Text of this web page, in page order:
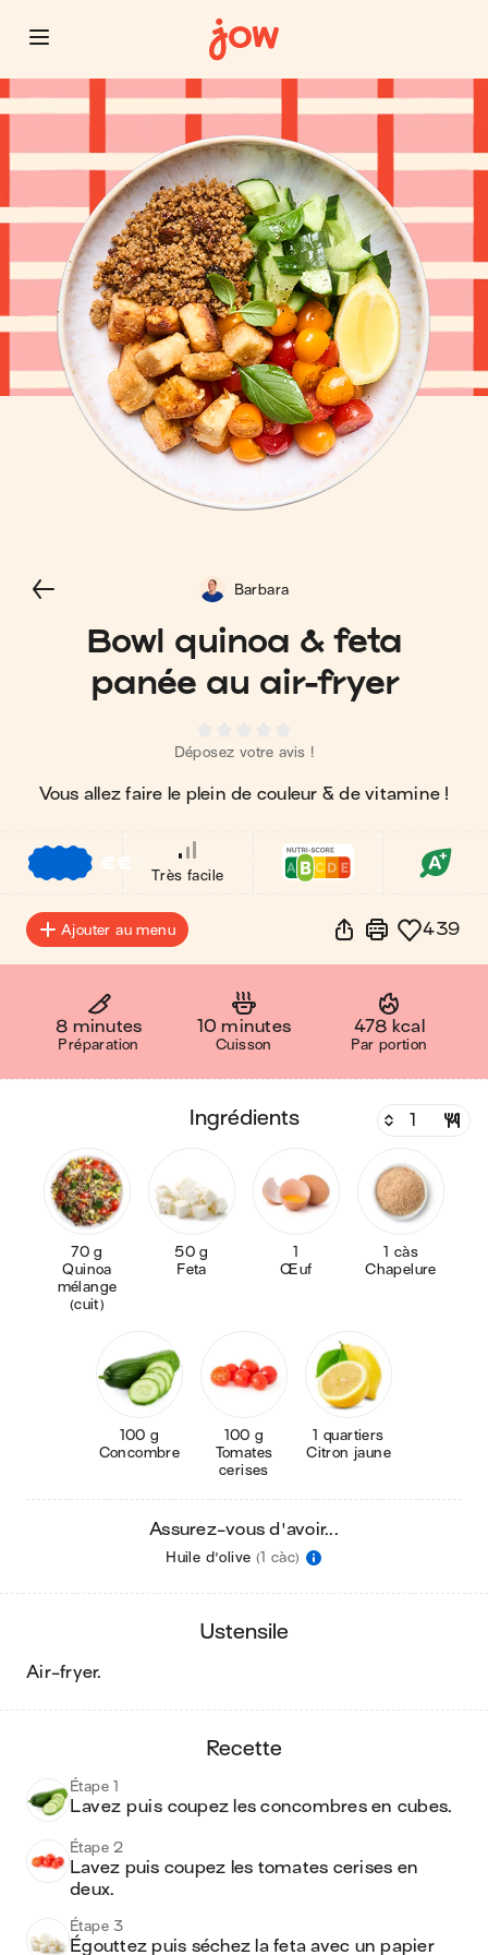
Bowl quinoa & feta
panée au air-fryer
Déposez votre avis !
Vous allez faire le plein de couleur & de vitamine !
Barbara
€€
Très facile
Ajouter au menu 439
8 minutes
Préparation
10 minutes
Cuisson
478 kcal
Par portion
ingrédients
70 g
Quinoa
mélange
(cuit)
50 g
Feta
1
Œuf
1 càs
Chapelure
100 g
Concombre
100 g
Tomates
cerises
1 quartiers
Citron jaune
Assurez-vous d'avoir...
Huile d'olive (1 càc)
ustensile
air-fryer.
recette
Étape 1
Lavez puis coupez les concombres en cubes.
Étape 2
Lavez puis coupez les tomates cerises en
deux.
Étape 3
Égouttez puis séchez la feta avec un papier